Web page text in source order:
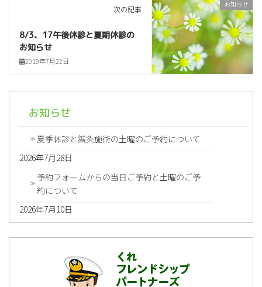
お知らせ
次の記事
8/3、17午後休診と夏期休診の
お知らせ
2019年7月22日
お知らせ
夏季休診と鍼灸施術の土曜のご予約について
2026年7月28日
予約フォームからの当日ご予約と土曜のご予
約について
2026年7月10日